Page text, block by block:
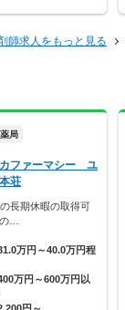
師求人をもっと見る
局
ファーマシー ユ
荘
長期休暇の取得可
の…
万円～40.0万円程
万円～600万円以